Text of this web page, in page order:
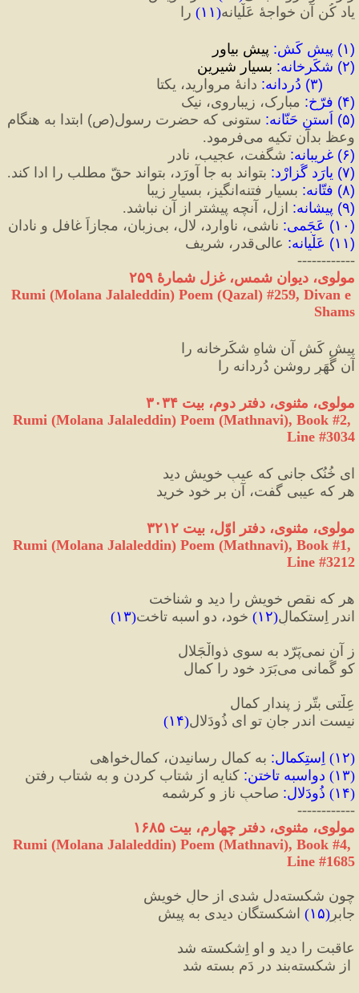
یاد کُن آن خواجهٔ عَلْیانه(۱۱) را
(۱) پیش کَش: پیش بیاور
(۲) شکَرخانه: بسیار شیرین
(۳) دُردانه: دانهٔ مروارید، یکتا
(۴) فرّخ‌: مبارک، زیباروی، نیک
(۵)‌ اُستنِ حَنّانه: ستونی که حضرت رسول(ص)
وعظ بدآن تکیه می‌فرمود.
(۶)‌ غریبانه: شگفت، عجیب، نادر
(۷) یارَد گُزارْد: بتواند به جا آورَد، بتواند حقّ مطلب را ادا کند.
(۸) فتّانه: بسیار فتنه‌انگیز، بسیار زیبا
(۹) پیشانه: ازل، آنچه پیشتر از آن نباشد.
( ۱۰) عَجَمی: ناشی، ناوارد، لال، بی‌زبان، مجازاً غافل و نادان
(۱۱) عَلْیانه: عالی‌قدر، شریف
------------
مولوی، دیوان شمس، غزل شمارهٔ ۲۵۹
Rumi (Molana Jalaleddin) Poem (Qazal) #259, Divan e
Shams
پیش کَش آن شاهِ شکَرخانه را
آن گُهَرِ روشنِ دُردانه را
مولوی، مثنوی، دفتر دوم، بیت ۳۰۳۴
Rumi (Molana Jalaleddin) Poem (Mathnavi), Book #2,
Line #3034
ای خُنُک جانی که عیبِ خویش دید
هر که عیبی گفت، آن بر خود خرید
مولوی، مثنوی، دفتر اوّل، بیت ۳۲۱۲
Rumi (Molana Jalaleddin) Poem (Mathnavi), Book #1,
Line #3212
هر که نقصِ خویش را دید و شناخت
اندر اِستکمالِ(۱۲) خود، دو اسبه تاخت‌‌(۱۳)
ز آن نمی‌‌پَرّد به سویِ ذوالْجَلال
کو گُمانی می‌‌بَرَد خود را کمال‌‌
عِلّتی بتّر ز پندارِ کمال
نیست اندر جانِ تو ای ذُودَلال(۱۴)
(۱۲) اِستِکمال: به کمال رسانیدن، کمال‌خواهی
(۱۳) دواسبه تاختن: کنایه از شتاب کردن و به شتاب رفتن
(۱۴) ذُودَلال: صاحبِ ناز و کرشمه
------------
مولوی، مثنوی، دفتر چهارم، بیت ۱۶۸۵
Rumi (Molana Jalaleddin) Poem (Mathnavi), Book #4,
Line #1685
چون شکسته‌‌دل شدی از حالِ خویش
جابرِ (۱۵) اشکستگان دیدی به پیش
عاقبت را دید و او اِشکسته شد
از شکسته‌بند در دَم بسته شد